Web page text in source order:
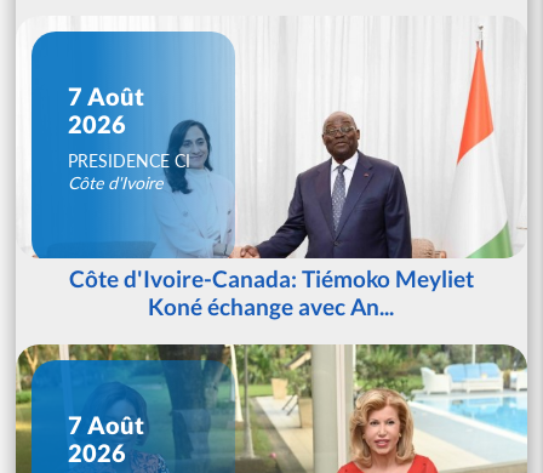
7 Août
2026
PRESIDENCE CI
Côte d'Ivoire
Côte d'Ivoire-Canada: Tiémoko Meyliet
Koné échange avec An...
7 Août
2026